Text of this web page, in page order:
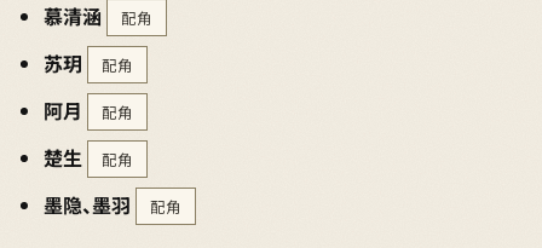
慕清涵 配角
苏玥 配角
阿月 配角
楚生 配角
墨隐、墨羽 配角